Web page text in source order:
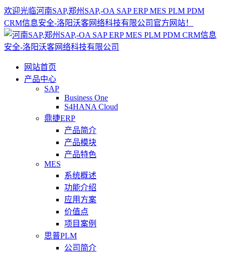
欢迎光临河南SAP,郑州SAP,-OA SAP ERP MES PLM PDM
CRM信息安全-洛阳沃客网络科技有限公司官方网站！
网站首页
产品中心
SAP
Business One
S4HANA Cloud
鼎捷ERP
产品简介
产品模块
产品特色
MES
系统概述
功能介绍
应用方案
价值点
项目案例
思普PLM
公司简介